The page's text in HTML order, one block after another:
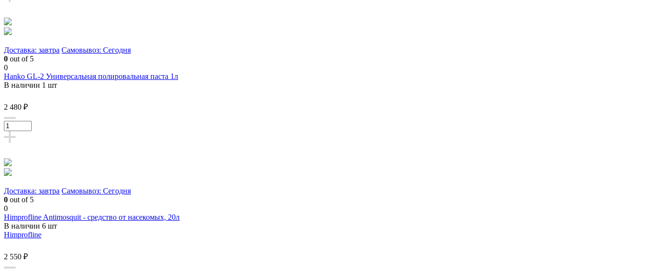
Доставка: завтра Самовывоз: Сегодня
0 out of 5
0
Hanko GL-2 Универсальная полировальная паста 1л
В наличии 1 шт
2 480 ₽
Доставка: завтра Самовывоз: Сегодня
0 out of 5
0
Himprofline Antimosquit - средство от насекомых, 20л
В наличии 6 шт
Himprofline
2 550 ₽